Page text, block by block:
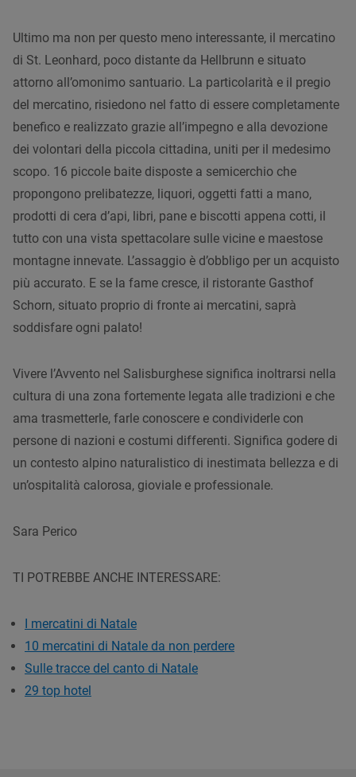
Ultimo ma non per questo meno interessante, il mercatino
di St. Leonhard, poco distante da Hellbrunn e situato
attorno all’omonimo santuario. La particolarità e il pregio
del mercatino, risiedono nel fatto di essere completamente
benefico e realizzato grazie all’impegno e alla devozione
dei volontari della piccola cittadina, uniti per il medesimo
scopo. 16 piccole baite disposte a semicerchio che
propongono prelibatezze, liquori, oggetti fatti a mano,
prodotti di cera d’api, libri, pane e biscotti appena cotti, il
tutto con una vista spettacolare sulle vicine e maestose
montagne innevate. L’assaggio è d’obbligo per un acquisto
più accurato. E se la fame cresce, il ristorante Gasthof
Schorn, situato proprio di fronte ai mercatini, saprà
soddisfare ogni palato!
Vivere l’Avvento nel Salisburghese significa inoltrarsi nella
cultura di una zona fortemente legata alle tradizioni e che
ama trasmetterle, farle conoscere e condividerle con
persone di nazioni e costumi differenti. Significa godere di
un contesto alpino naturalistico di inestimata bellezza e di
un’ospitalità calorosa, gioviale e professionale.
Sara Perico
TI POTREBBE ANCHE INTERESSARE:
I mercatini di Natale
10 mercatini di Natale da non perdere
Sulle tracce del canto di Natale
29 top hotel